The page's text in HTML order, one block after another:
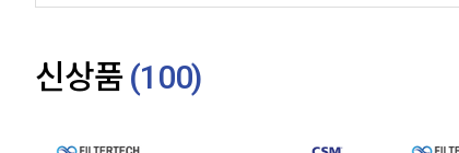
신상품 (100)